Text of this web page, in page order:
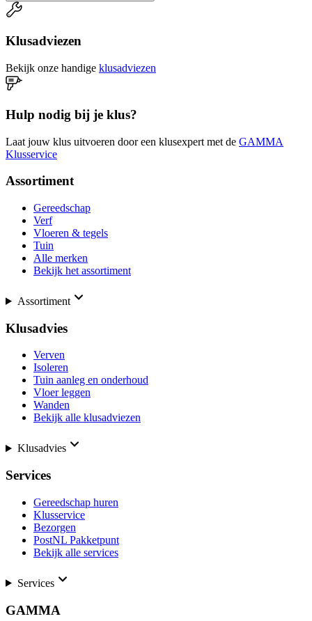
Klusadviezen
Bekijk onze handige klusadviezen
Hulp nodig bij je klus?
Laat jouw klus uitvoeren door een klusexpert met de GAMMA
Klusservice
Assortiment
Gereedschap
Verf
Vloeren & tegels
Tuin
Alle merken
Bekijk het assortiment
Assortiment
Klusadvies
Verven
Isoleren
Tuin aanleg en onderhoud
Vloer leggen
Wanden
Bekijk alle klusadviezen
Klusadvies
Services
Gereedschap huren
Klusservice
Bezorgen
PostNL Pakketpunt
Bekijk alle services
Services
GAMMA